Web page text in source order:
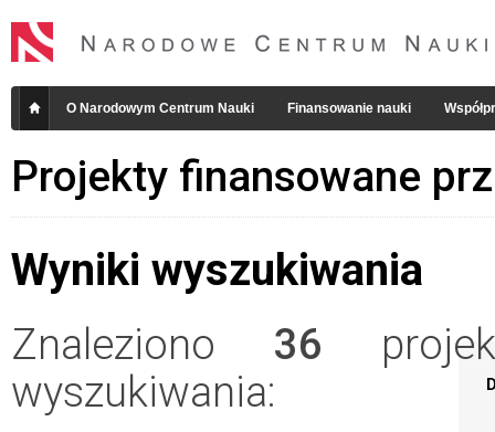
O Narodowym Centrum Nauki Finansowanie nauki
Projekty finansowane
Wyniki wyszukiwania
Znaleziono 36
wyszukiwania: